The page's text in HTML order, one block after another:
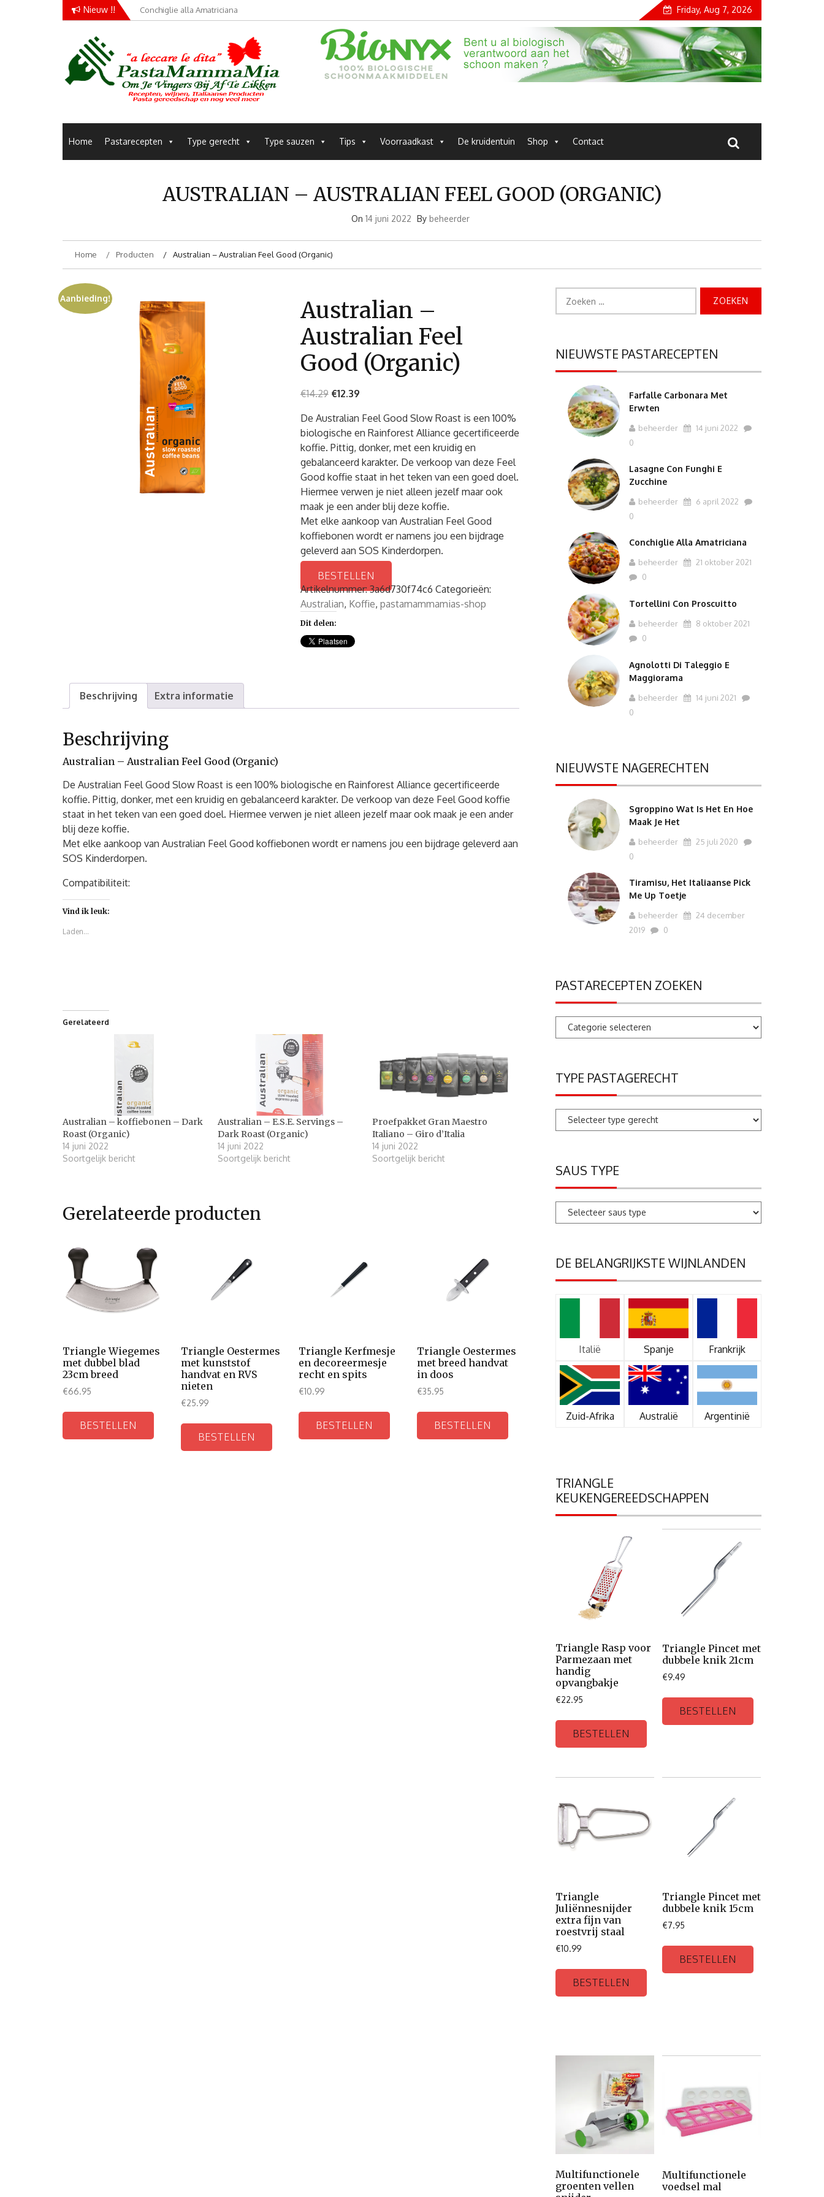
Nieuw !! Conchiglie alla Amatriciana Friday, Aug 7, 2026
Pastamammamia
Home Pastarecepten Type gerecht Type sauzen Tips Voorraadkast De kruidentuin Shop Contact
AUSTRALIAN – AUSTRALIAN FEEL GOOD (ORGANIC)
On 14 juni 2022 By beheerder
Home Producten Australian – Australian Feel Good (Organic)
Aanbieding!
Australian –
Australian Feel
Good (Organic)
€14.29 €12.39
De Australian Feel Good Slow Roast is een 100%
biologische en Rainforest Alliance gecertificeerde
koffie. Pittig, donker, met een kruidig en
gebalanceerd karakter. De verkoop van deze Feel
Good koffie staat in het teken van een goed doel.
Hiermee verwen je niet alleen jezelf maar ook
maak je een ander blij deze koffie.
Met elke aankoop van Australian Feel Good
koffiebonen wordt er namens jou een bijdrage
geleverd aan SOS Kinderdorpen.
BESTELLEN
Artikelnummer:3a6d730f74c6 Categorieën:
Australian, Koffie, pastamammamias-shop
Dit delen:
Beschrijving Extra informatie
Beschrijving
Australian – Australian Feel Good (Organic)
De Australian Feel Good Slow Roast is een 100% biologische en Rainforest Alliance gecertificeerde
koffie. Pittig, donker, met een kruidig en gebalanceerd karakter. De verkoop van deze Feel Good koffie
staat in het teken van een goed doel. Hiermee verwen je niet alleen jezelf maar ook maak je een ander
blij deze koffie.
Met elke aankoop van Australian Feel Good koffiebonen wordt er namens jou een bijdrage geleverd aan
SOS Kinderdorpen.
Compatibiliteit:
Vind ik leuk:
Laden...
Gerelateerd
Australian – koffiebonen – Dark
Roast (Organic)
14 juni 2022
Soortgelijk bericht
Australian – E.S.E. Servings –
Dark Roast (Organic)
14 juni 2022
Soortgelijk bericht
Proefpakket Gran Maestro
Italiano – Giro d’Italia
14 juni 2022
Soortgelijk bericht
Gerelateerde producten
Triangle Wiegemes
met dubbel blad
23cm breed
€66.95
BESTELLEN
Triangle Oestermes
met kunststof
handvat en RVS
nieten
€25.99
BESTELLEN
Triangle Kerfmesje
en decoreermesje
recht en spits
€10.99
BESTELLEN
Triangle Oestermes
met breed handvat
in doos
€35.95
BESTELLEN
NIEUWSTE PASTARECEPTEN
Farfalle Carbonara Met
Erwten
beheerder
14 juni 2022
0
Lasagne Con Funghi E
Zucchine
beheerder
6 april 2022
0
Conchiglie Alla Amatriciana
beheerder
21 oktober 2021
0
Tortellini Con Proscuitto
beheerder
8 oktober 2021
0
Agnolotti Di Taleggio E
Maggiorama
beheerder
14 juni 2021
0
NIEUWSTE NAGERECHTEN
Sgroppino Wat Is Het En Hoe
Maak Je Het
beheerder
25 juli 2020
0
Tiramisu, Het Italiaanse Pick
Me Up Toetje
beheerder
24 december
2019
0
PASTARECEPTEN ZOEKEN
Pastarecepten
zoeken
TYPE PASTAGERECHT
SAUS TYPE
DE BELANGRIJKSTE WIJNLANDEN
Italië Spanje Frankrijk
Zuid-Afrika Australië Argentinië
TRIANGLE
KEUKENGEREEDSCHAPPEN
Triangle Rasp voor
Parmezaan met
handig
opvangbakje
€22.95
BESTELLEN
Triangle Pincet met
dubbele knik 21cm
€9.49
BESTELLEN
Triangle
Juliënnesnijder
extra fijn van
roestvrij staal
€10.99
BESTELLEN
Triangle Pincet met
dubbele knik 15cm
€7.95
BESTELLEN
Multifunctionele
groenten vellen
Multifunctionele
voedsel mal